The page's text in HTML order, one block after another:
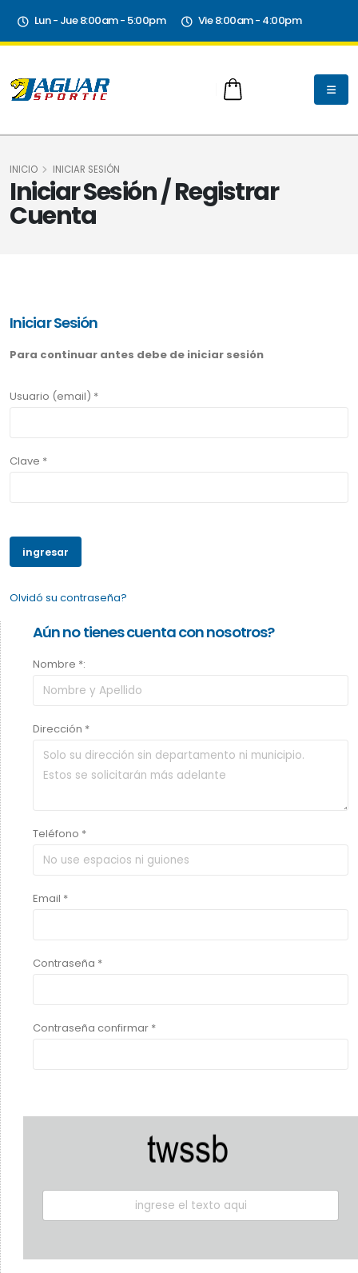
Lun - Jue 8:00am - 5:00pm Vie 8:00am - 4:00pm
Iniciar Sesión / Registrar
Cuenta
INICIO INICIAR SESIÓN
Iniciar Sesión
Para continuar antes debe de iniciar sesión
Usuario (email) *
Clave *
Olvidó su contraseña?
Aún no tienes cuenta con nosotros?
Nombre *:
Dirección *
Teléfono *
Email *
Contraseña *
Contraseña confirmar *